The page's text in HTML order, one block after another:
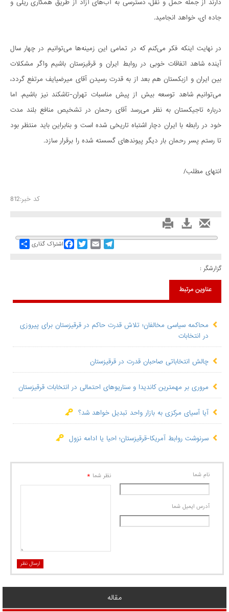
دارند از جمله حمل و نقل، دسترسی به آب‌های آزاد از طریق همکاری ریلی و
جاده ای، خواهد انجامید.
در نهایت اینکه فکر می‌کنم که در تمامی این زمینه‌ها می‌توانیم در چهار سال
آینده شاهد اتفاقات خوبی در روابط ایران و قرقیزستان باشیم واگر مشکلات
بین ایران و ازبکستان هم بعد از به قدرت رسیدن آقای میرضیایف مرتفع گردد،
می‌توانیم شاهد توسعه بیش از پیش مناسبات تهران-تاشکند نیز باشیم. اما
درباره تاجیکستان به نظر می‌رسد آقای رحمان در تشخیص منافع بلند مدت
خود در رابطه با ایران دچار اشتباه تاریخی شده است و بنابراین باید منتظر بود
تا رستم پسر رحمان بار دیگر پیوندهای گسسته شده را برقرار سازد.
انتهای مطلب/
کد خبر:812
Share اشتراک گذاری
FacebookTwitterEmail
Telegram
گزارشگر :
عناوین مرتبط
محاکمه سیاسی مخالفان؛ تلاش قدرت حاکم در قرقیزستان برای پیروزی
در انتخابات
چالش انتخاباتی صاحبان قدرت در قرقیزستان
مروری بر مهمترین کاندیدا و سناریوهای احتمالی در انتخابات قرقیزستان
آیا آسیای مرکزی به بازار واحد تبدیل خواهد شد؟
سرنوشت روابط آمریکا-قرقیزستان؛ احیا یا ادامه نزول
نام شما
آدرس ايميل شما
نظر شما *
ارسال نظر
مقاله